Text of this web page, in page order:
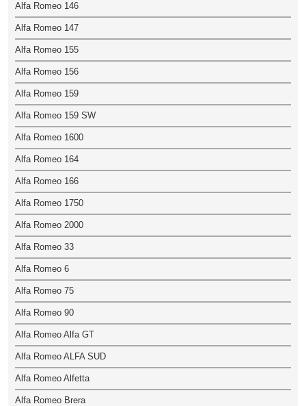
Alfa Romeo 146
Alfa Romeo 147
Alfa Romeo 155
Alfa Romeo 156
Alfa Romeo 159
Alfa Romeo 159 SW
Alfa Romeo 1600
Alfa Romeo 164
Alfa Romeo 166
Alfa Romeo 1750
Alfa Romeo 2000
Alfa Romeo 33
Alfa Romeo 6
Alfa Romeo 75
Alfa Romeo 90
Alfa Romeo Alfa GT
Alfa Romeo ALFA SUD
Alfa Romeo Alfetta
Alfa Romeo Brera